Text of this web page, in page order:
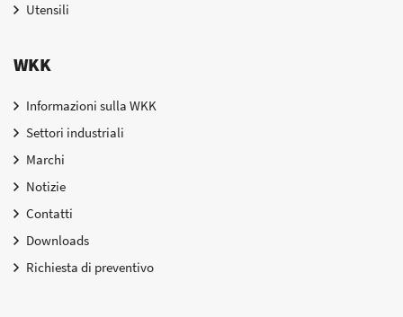
Utensili
WKK
Informazioni sulla WKK
Settori industriali
Marchi
Notizie
Contatti
Downloads
Richiesta di preventivo